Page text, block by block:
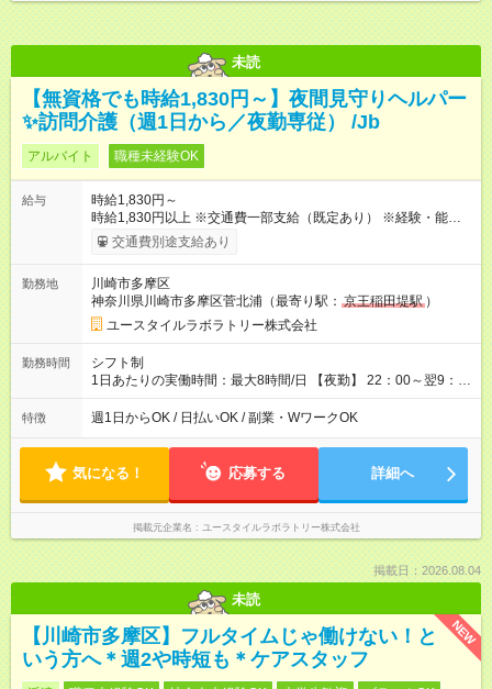
未読
【無資格でも時給1,830円～】夜間見守りヘルパー
✨訪問介護（週1日から／夜勤専従） /Jb
アルバイト 職種未経験OK
給与
時給1,830円～
時給1,830円以上 ※交通費一部支給（既定あり） ※経験・能力を
考慮して決定します 【収入例】 週1回勤務の場合：1,830円×8時
間×4回=5万8,560円 週3回勤務の場合：1,830円×8時間×12回
月 ※ 雇用形態と給与に、本採用時と異なる部分があります。 雇
用形態：本採用時と同じです。 給与：時給 1,660円以上
交通費別途支給あり
勤務地
川崎市多摩区
神奈川県川崎市多摩区菅北浦（最寄り駅： 京王稲田堤駅 ）
ユースタイルラボラトリー株式会社
勤務時間
シフト制
1日あたりの実働時間：最大8時間/日 【夜勤】 22：00～翌9：
00 ※週1日～OK ／ 夜勤専従 ＊＊ 勤務時間例 ＊＊ ■22時か
ら翌7時 ■23時から翌8時 ■24時から翌9時 など ※上記の時間
ます。 ※曜日固定（毎週同じ曜日での勤務となります）
特徴 週1日からOK / 日払いOK / 副業・WワークOK
気になる！ 応募する 詳細へ
掲載元企業名 ユースタイルラボラトリー株式会社
掲載日：2026.08.04
未読
NEW
【川崎市多摩区】フルタイムじゃ働けない！と
いう方へ＊週2や時短も＊ケアスタッフ